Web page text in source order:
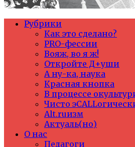
Рубрики
Как это сделано?
PRO-фессии
Вояж, во я ж!
Откройте Д+уши
А ну-ка, наука
Красная кнопка
В процессе
Чисто
Alt.ruизм
Актуаль(но)
О нас
Педагоги